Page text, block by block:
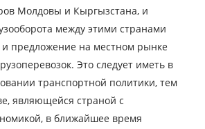
Молдовы и Кыргызстана, и
между этими странами
предложение на местном рынке
Это следует иметь в
транспортной политики, тем
являющейся страной с
в ближайшее время
лицо
телефон